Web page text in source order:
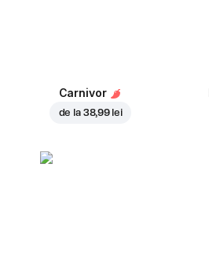
Carnivor
de la 38,99 lei